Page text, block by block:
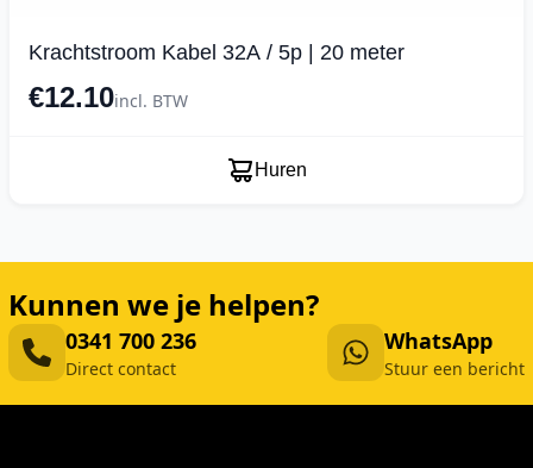
Krachtstroom Kabel 32A / 5p | 20 meter
€12.10incl. BTW
Huren
Kunnen we je helpen?
0341 700 236
Direct contact
WhatsApp
Stuur een bericht